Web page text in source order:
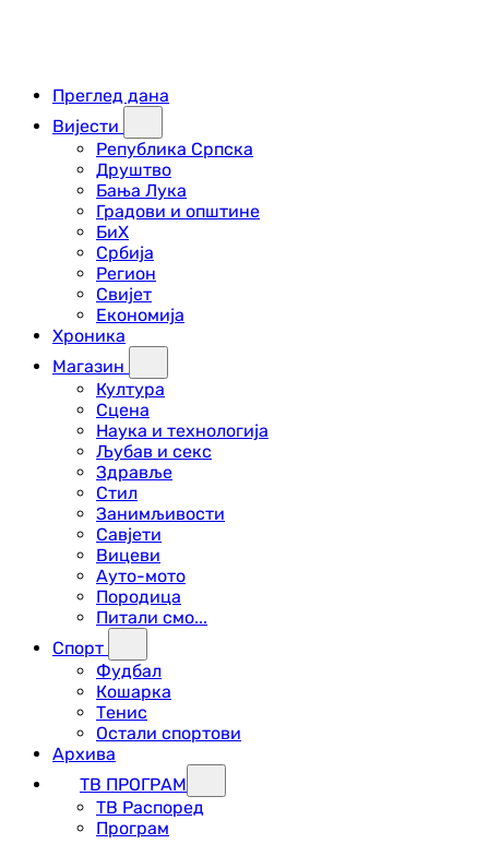
Преглед дана
Вијести
Република Српска
Друштво
Бања Лука
Градови и општине
БиХ
Србија
Регион
Свијет
Економија
Хроника
Магазин
Култура
Сцена
Наука и технологија
Љубав и секс
Здравље
Стил
Занимљивости
Савјети
Вицеви
Ауто-мото
Породица
Питали смо...
Спорт
Фудбал
Кошарка
Тенис
Остали спортови
Архива
ТВ ПРОГРАМ
ТВ Распоред
Програм